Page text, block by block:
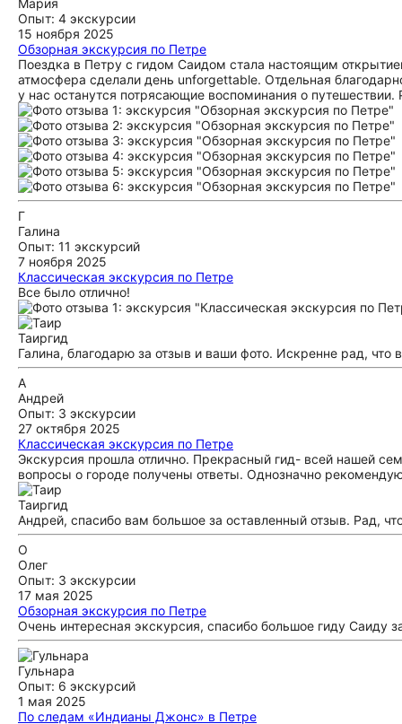
Мария
Опыт: 4 экскурсии
15 ноября 2025
Обзорная экскурсия по Петре
Поездка в Петру с гидом Саидом стала настоящим
атмосфера сделали день unforgettable. Отдельная
у нас останутся потрясающие воспоминания о
Г
Галина
Опыт: 11 экскурсий
7 ноября 2025
Классическая экскурсия по Петре
Все было отлично!
Таиргид
Галина, благодарю за отзыв и ваши фото. Искренне рад, что
А
Андрей
Опыт: 3 экскурсии
27 октября 2025
Классическая экскурсия по Петре
Экскурсия прошла отлично. Прекрасный гид- всей нашей
вопросы о городе получены ответы. Однозначно
Таиргид
Андрей, спасибо вам большое за оставленный отзыв. Рад,
О
Олег
Опыт: 3 экскурсии
17 мая 2025
Обзорная экскурсия по Петре
Очень интересная экскурсия, спасибо большое гиду Саиду
Гульнара
Опыт: 6 экскурсий
1 мая 2025
По следам «Индианы Джонс» в Петре